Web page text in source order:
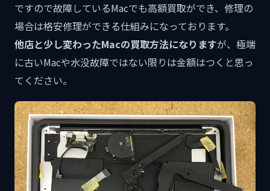
ですので故障しているMacでも高額買取ができ、修理の
場合は格安修理ができる仕組みになっております。
他店と少し変わったMacの買取方法になりますが、極端
に古いMacや水没故障ではない限りは金額はつくと思っ
てください。